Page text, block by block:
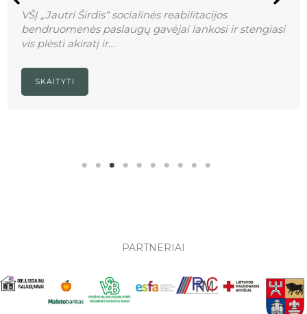
VŠĮ „Jautri Širdis“ socialinės reabilitacijos
bendruomenės paslaugų gavėjai lankosi ir stengiasi
vis plėsti akiratį ir…
SKAITYTI
PARTNERIAI